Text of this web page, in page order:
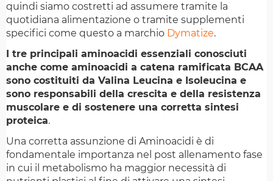
quindi siamo costretti ad assumere tramite la
quotidiana alimentazione o tramite supplementi
specifici come questo a marchio Dymatize.
I tre principali aminoacidi essenziali conosciuti
anche come aminoacidi a catena ramificata BCAA
sono costituiti da Valina Leucina e Isoleucina e
sono responsabili della crescita e della resistenza
muscolare e di sostenere una corretta sintesi
proteica.
Una corretta assunzione di Aminoacidi è di
fondamentale importanza nel post allenamento fase
in cui il metabolismo ha maggior necessità di